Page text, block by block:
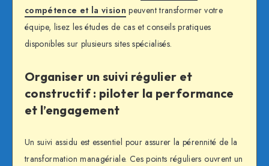
compétence et la vision peuvent transformer votre
équipe, lisez les études de cas et conseils pratiques
disponibles sur plusieurs sites spécialisés.
Organiser un suivi régulier et
constructif : piloter la performance
et l’engagement
Un suivi assidu est essentiel pour assurer la pérennité de la
transformation managériale. Ces points réguliers ouvrent un